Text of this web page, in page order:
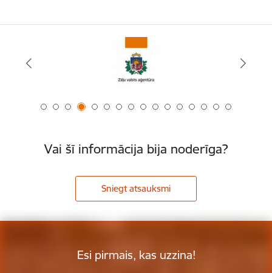
Vai šī informācija bija noderīga?
Sniegt atsauksmi
Esi pirmais, kas uzzina!